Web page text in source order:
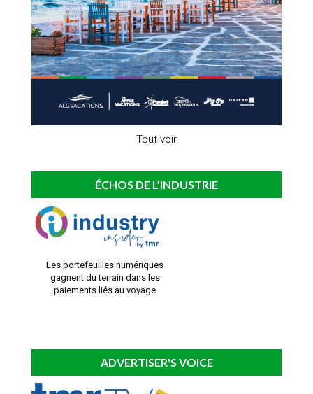
Tout voir
ÉCHOS DE L’INDUSTRIE
Les portefeuilles numériques
gagnent du terrain dans les
paiements liés au voyage
ADVERTISER'S VOICE